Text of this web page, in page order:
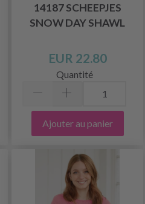
14187 SCHEEPJES
SNOW DAY SHAWL
EUR 22.80
Quantité
Ajouter au panier